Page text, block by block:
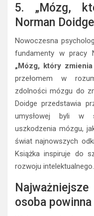
5. „Mózg,
Norman Doidge
Nowoczesna
fundamenty w pracy
„Mózg, który zmienia
przełomem w
zdolności mózgu do
Doidge przedstawia
umysłowej byli w
uszkodzenia mózgu,
świat najnowszych
Książka inspiruje do
rozwoju intelektualnego.
osoba